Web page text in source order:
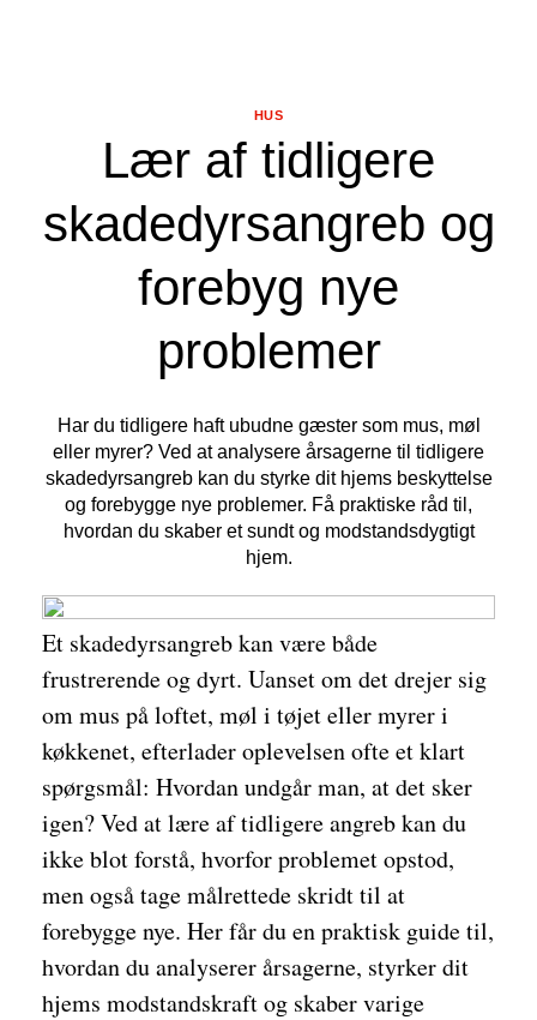
Lær af tidligere
skadedyrsangreb og
forebyg nye
problemer
HUS
Har du tidligere haft ubudne gæster som mus, møl
eller myrer? Ved at analysere årsagerne til tidligere
skadedyrsangreb kan du styrke dit hjems beskyttelse
og forebygge nye problemer. Få praktiske råd til,
hvordan du skaber et sundt og modstandsdygtigt
hjem.
Et skadedyrsangreb kan være både
frustrerende og dyrt. Uanset om det drejer sig
om mus på loftet, møl i tøjet eller myrer i
køkkenet, efterlader oplevelsen ofte et klart
spørgsmål: Hvordan undgår man, at det sker
igen? Ved at lære af tidligere angreb kan du
ikke blot forstå, hvorfor problemet opstod,
men også tage målrettede skridt til at
forebygge nye. Her får du en praktisk guide til,
hvordan du analyserer årsagerne, styrker dit
hjems modstandskraft og skaber varige